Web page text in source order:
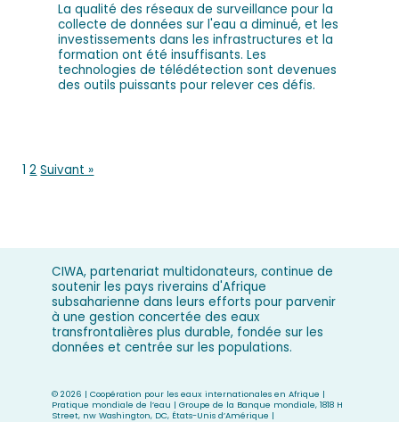
La qualité des réseaux de surveillance pour la
collecte de données sur l'eau a diminué, et les
investissements dans les infrastructures et la
formation ont été insuffisants. Les
technologies de télédétection sont devenues
des outils puissants pour relever ces défis.
1 2 Suivant »
CIWA, partenariat multidonateurs, continue de
soutenir les pays riverains d'Afrique
subsaharienne dans leurs efforts pour parvenir
à une gestion concertée des eaux
transfrontalières plus durable, fondée sur les
données et centrée sur les populations.
©2026 | Coopération pour les eaux internationales en Afrique |
Pratique mondiale de l’eau | Groupe de la Banque mondiale, 1818 H
Street, nw Washington, DC, États-Unis d’Amérique |